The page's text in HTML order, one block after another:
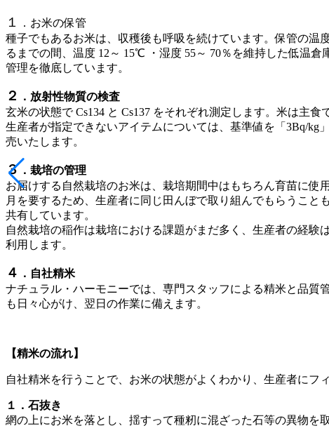
１
．お米の保管
種子でもあるお米は、収穫後も呼吸を続けています。保管の
るまでの間、温度 12～ 15℃ ・湿度 55～ 70％を維持した低温
管理を徹底しています。
２
．放射性物質の検査
玄米の状態で Cs134 と Cs137 をそれぞれ測定します。米は主
生産者が指定できないアイテムについては、基準値を「3Bq/
売いたします。
３ ．栽培の管理
お届けする自然栽培のお米は、栽培期間中はもちろん育苗に
月を要するため、生産者に同じ田んぼで取り組んでもらうこ
共有しています。
自然栽培の稲作は栽培における課題がまだ多く、生産者の経
利用します。
４ ．自社精米
ナチュラル・ハーモニーでは、専門スタッフによる精米と品
も日々心がけ、翌日の作業に備えます。
【精米の流れ】
自社精米を行うことで、お米の状態がよくわかり、生産者にフ
１．石抜き
網の上にお米を落とし、揺すって種籾に混ざった石等の異物を